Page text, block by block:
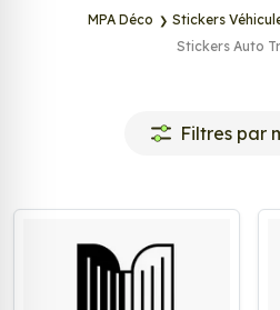
MPA Déco Stickers
Stickers Auto
Filtres par